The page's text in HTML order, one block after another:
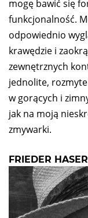
mogę bawić się
funkcjonalność.
odpowiednio
krawędzie i
zewnętrznych
jednolite,
w gorących i
jak na moją
zmywarki.
FRIEDER HASER